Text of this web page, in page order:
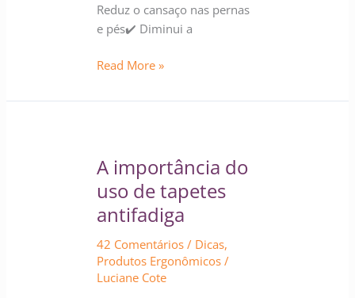
Reduz o cansaço nas pernas
e pés✔️ Diminui a
Read More »
A importância do
uso de tapetes
antifadiga
42 Comentários / Dicas,
Produtos Ergonômicos /
Luciane Cote
do
uso
de
tapetes
antifadiga